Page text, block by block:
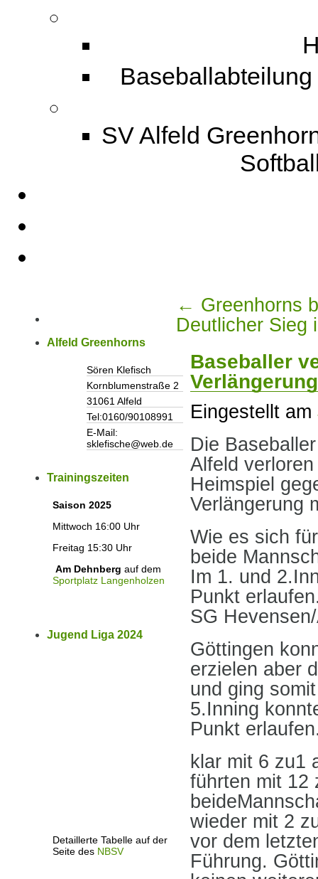
SV Alfeld
← Greenhorns
Deutlicher Sieg
Baseballer
Verlängerung
Eingestellt am
Die
Alfeld
Heimspiel
Verlängerung
Wie es sich
beide
Im 1. und
Punkt
SG
Göttingen
erzielen aber
und ging
5.Inning
Punkt
klar mit 6 zu1
führten mit 12
wieder mit 2
vor dem
Führung.
Alfeld Greenhorns
Sören Klefisch
Kornblumenstraße 2
31061 Alfeld
Tel:0160/90108991
E-Mail:
sklefische@web.de
Trainingszeiten
Saison 2025
Mittwoch 16:00 Uhr
Freitag 15:30 Uhr
Am Dehnberg auf dem
Sportplatz Langenholzen
Jugend Liga 2024
Detaillerte Tabelle auf der
Seite des NBSV